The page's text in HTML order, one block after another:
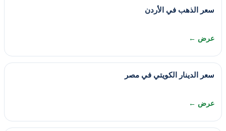
سعر الذهب في الأردن
عرض ←
سعر الدينار الكويتي في مصر
عرض ←